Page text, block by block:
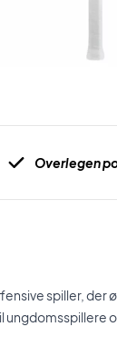
Overlegen
spiller, der